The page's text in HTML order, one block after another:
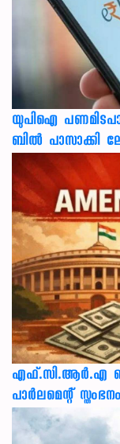
യുപിഐ
ബിൽ പാസാക്കി
എഫ്.സി.ആർ.എ
പാർലമെന്റ്